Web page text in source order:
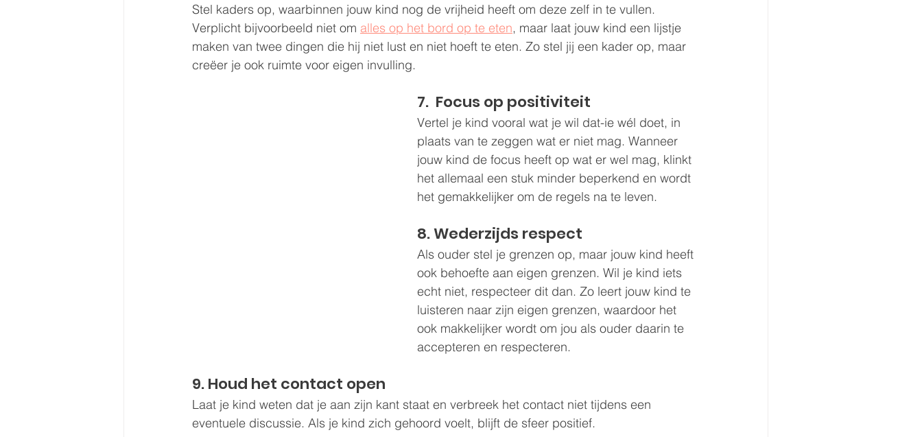
Stel kaders op, waarbinnen jouw kind nog de vrijheid heeft om deze zelf in te vullen.
Verplicht bijvoorbeeld niet om alles op het bord op te eten, maar laat jouw kind een lijstje
maken van twee dingen die hij niet lust en niet hoeft te eten. Zo stel jij een kader op, maar
creëer je ook ruimte voor eigen invulling.
7.  Focus op positiviteit
Vertel je kind vooral wat je wil dat-ie wél doet, in
plaats van te zeggen wat er niet mag. Wanneer
jouw kind de focus heeft op wat er wel mag, klinkt
het allemaal een stuk minder beperkend en wordt
het gemakkelijker om de regels na te leven.
8. Wederzijds respect
Als ouder stel je grenzen op, maar jouw kind heeft
ook behoefte aan eigen grenzen. Wil je kind iets
echt niet, respecteer dit dan. Zo leert jouw kind te
luisteren naar zijn eigen grenzen, waardoor het
ook makkelijker wordt om jou als ouder daarin te
accepteren en respecteren.
9. Houd het contact open
Laat je kind weten dat je aan zijn kant staat en verbreek het contact niet tijdens een
eventuele discussie. Als je kind zich gehoord voelt, blijft de sfeer positief.